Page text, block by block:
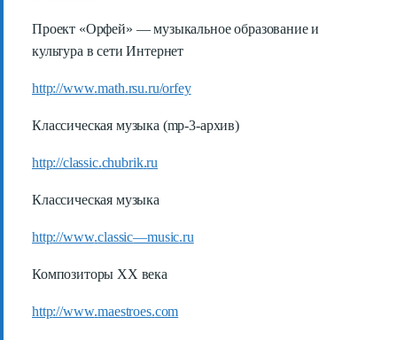
Проект «Орфей» — музыкальное образование и
культура в сети Интернет
http://www.math.rsu.ru/orfey
Классическая музыка (mp-3-архив)
http://classic.chubrik.ru
Классическая музыка
http://www.classic—music.ru
Композиторы ХХ века
http://www.maestroes.com